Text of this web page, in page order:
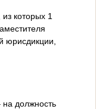
которых 1
юрисдикции,
на должность